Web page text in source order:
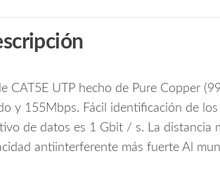
CAT5E UTP hecho de Pure Copper
y 155Mbps. Fácil identificación de
de datos es 1 Gbit / s. La distancia
antiinterferente más fuerte Al